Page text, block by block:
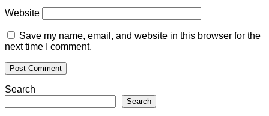
Website
Save my name, email, and website in this browser for the
next time I comment.
Search
Search